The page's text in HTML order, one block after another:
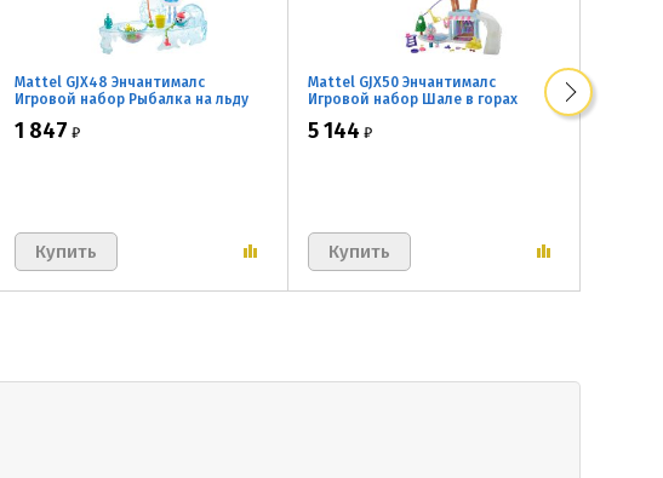
Mattel GJX48 Энчантималс
Игровой набор Рыбалка на льду
1 847 ₽
Mattel GJX50 Энчантималс
Игровой набор Шале в горах
5 144 ₽